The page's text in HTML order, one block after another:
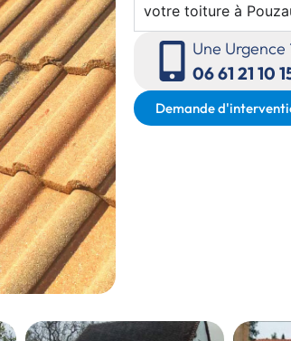
votre toiture à
Une Urgence
06 61 21 10
Demande